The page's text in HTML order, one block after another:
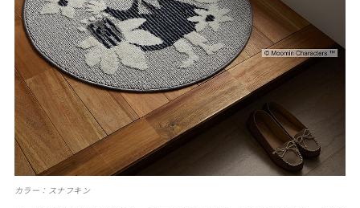
カラー：スナフキン